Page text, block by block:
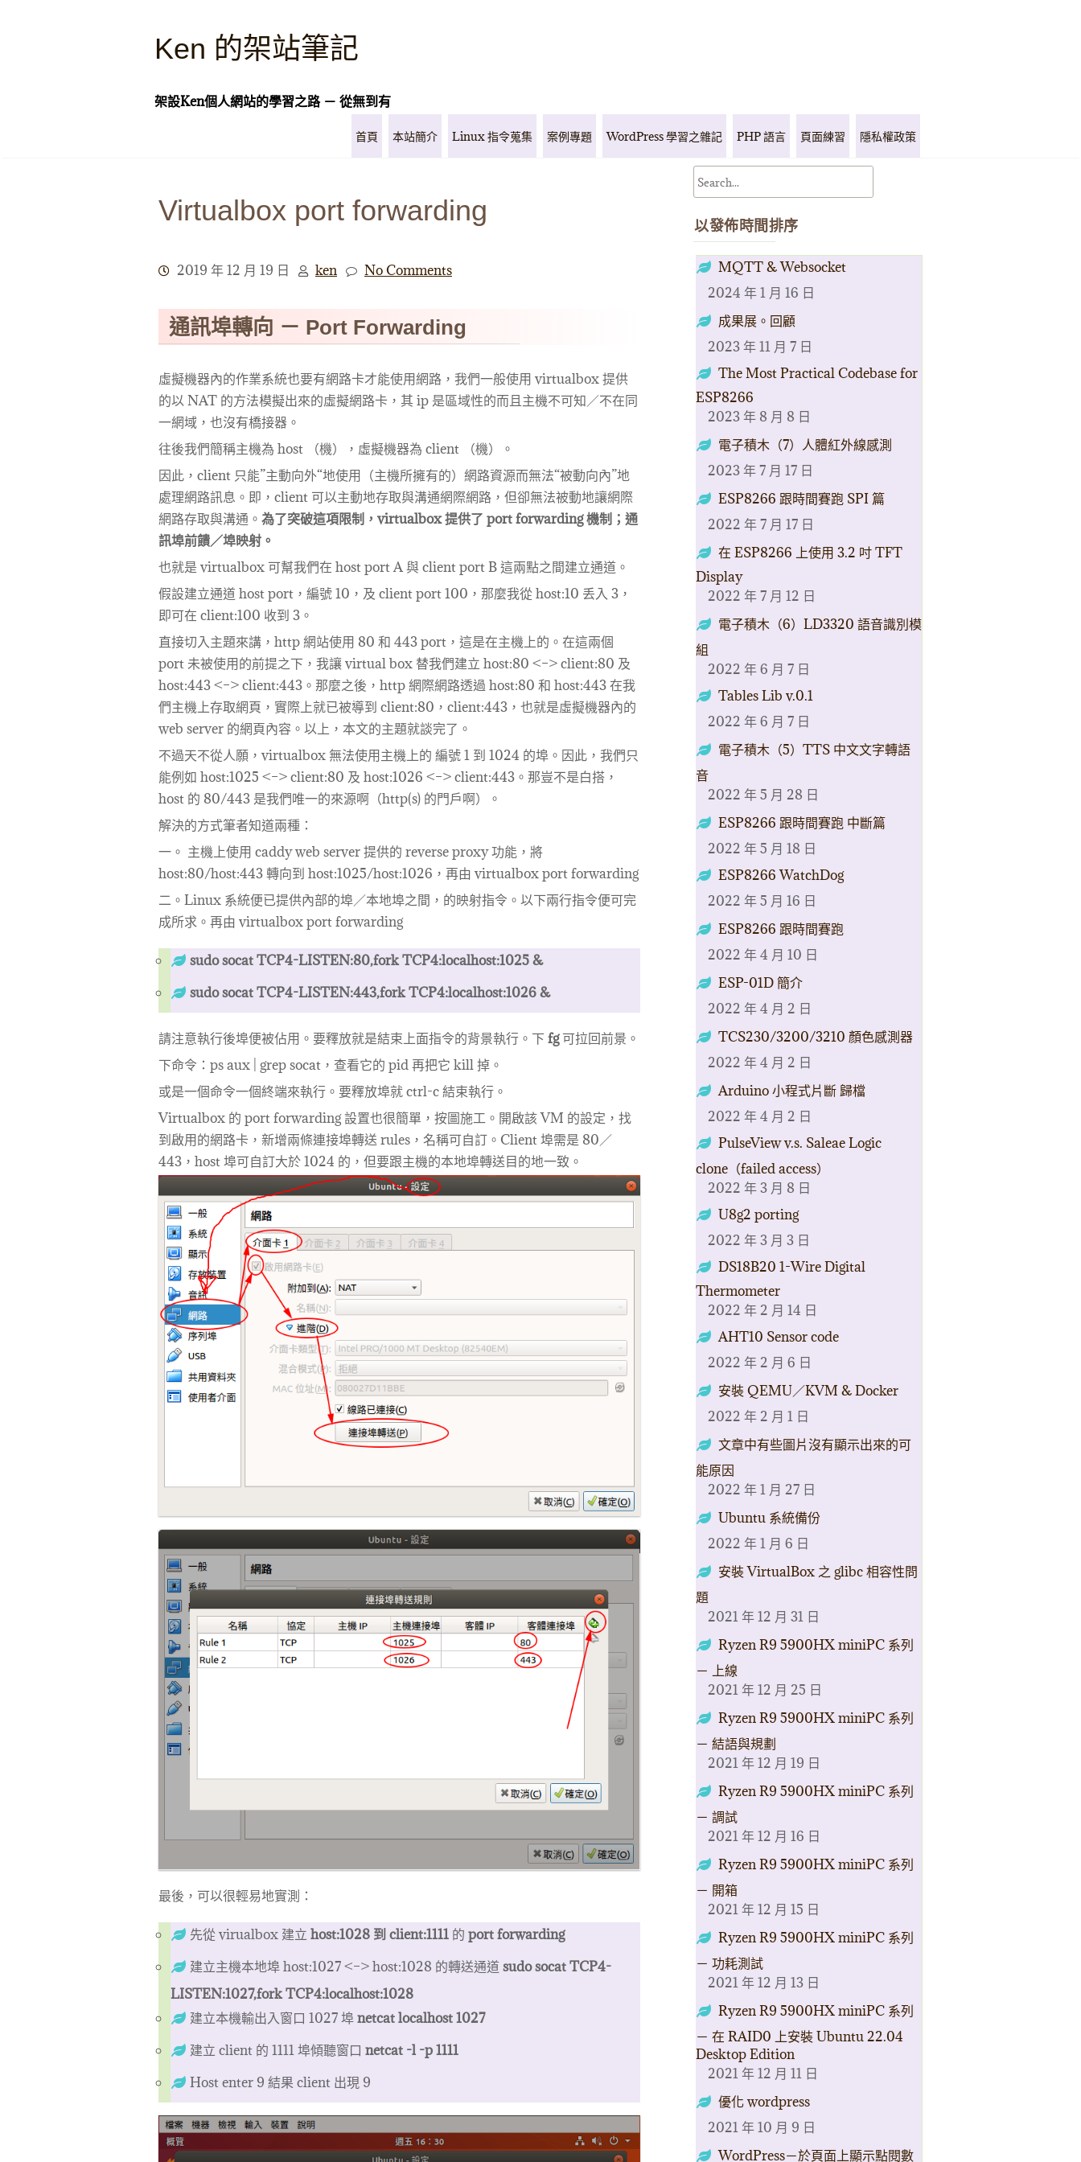
Ken 的架站筆記
架設Ken個人網站的學習之路 － 從無到有
首頁 本站簡介 Linux 指令蒐集 案例專題 WordPress 學習之雜記 PHP 語言 頁面練習 隱私權政策
Virtualbox port forwarding
2019 年 12 月 19 日 ken No Comments
通訊埠轉向 － Port Forwarding
虛擬機器內的作業系統也要有網路卡才能使用網路，我們一般使用 virtualbox 提供
的以 NAT 的方法模擬出來的虛擬網路卡，其 ip 是區域性的而且主機不可知／不在同
一網域，也沒有橋接器。
往後我們簡稱主機為 host （機），虛擬機器為 client （機）。
因此，client 只能”主動向外“地使用（主機所擁有的）網路資源而無法“被動向內”地
處理網路訊息。即，client 可以主動地存取與溝通網際網路，但卻無法被動地讓網際
網路存取與溝通。 為了突破這項限制，virtualbox 提供了 port forwarding 機制；通
訊埠前饋／埠映射。
也就是 virtualbox 可幫我們在 host port A 與 client port B 這兩點之間建立通道。
假設建立通道 host port，編號 10，及 client port 100，那麼我從 host:10 丢入 3，
即可在 client:100 收到 3。
直接切入主題來講，http 網站使用 80 和 443 port，這是在主機上的。在這兩個
port 未被使用的前提之下，我讓 virtual box 替我們建立 host:80 <–> client:80 及
host:443 <–> client:443。那麼之後，http 網際網路透過 host:80 和 host:443 在我
們主機上存取網頁，實際上就已被導到 client:80，client:443，也就是虛擬機器內的
web server 的網頁內容。以上，本文的主題就談完了。
不過天不從人願，virtualbox 無法使用主機上的 編號 1 到 1024 的埠。因此，我們只
能例如 host:1025 <–> client:80 及 host:1026 <–> client:443。那豈不是白搭，
host 的 80/443 是我們唯一的來源啊（http(s) 的門戶啊）。
解決的方式筆者知道兩種：
一。 主機上使用 caddy web server 提供的 reverse proxy 功能，將
host:80/host:443 轉向到 host:1025/host:1026，再由 virtualbox port forwarding
二。Linux 系統便已提供內部的埠／本地埠之間，的映射指令。以下兩行指令便可完
成所求。再由 virtualbox port forwarding
sudo socat TCP4-LISTEN:80,fork TCP4:localhost:1025 &
sudo socat TCP4-LISTEN:443,fork TCP4:localhost:1026 &
請注意執行後埠便被佔用。要釋放就是結束上面指令的背景執行。下 fg可拉回前景。
下命令：ps aux | grep socat，查看它的 pid 再把它 kill 掉。
或是一個命令一個終端來執行。要釋放埠就 ctrl-c 結束執行。
Virtualbox 的 port forwarding 設置也很簡單，按圖施工。開啟該 VM 的設定，找
到啟用的網路卡，新增兩條連接埠轉送 rules，名稱可自訂。Client 埠需是 80／
443，host 埠可自訂大於 1024 的，但要跟主機的本地埠轉送目的地一致。
最後，可以很輕易地實測：
先從 virualbox 建立 host:1028 到 client:1111 的 port forwarding
建立主機本地埠 host:1027 <–> host:1028 的轉送通道 sudo socat TCP4-
LISTEN:1027,fork TCP4:localhost:1028
建立本機輸出入窗口 1027 埠netcat localhost 1027
建立 client 的 1111 埠傾聽窗口 netcat -l -p 1111
Host enter 9 結果 client 出現 9
以發佈時間排序
MQTT & Websocket
2024 年 1 月 16 日
成果展。回顧
2023 年 11 月 7 日
The Most Practical Codebase for
ESP8266
2023 年 8 月 8 日
電子積木（7）人體紅外線感測
2023 年 7 月 17 日
ESP8266 跟時間賽跑 SPI 篇
2022 年 7 月 17 日
在 ESP8266 上使用 3.2 吋 TFT
Display
2022 年 7 月 12 日
電子積木（6）LD3320 語音識別模
組
2022 年 6 月 7 日
Tables Lib v.0.1
2022 年 6 月 7 日
電子積木（5）TTS 中文文字轉語
音
2022 年 5 月 28 日
ESP8266 跟時間賽跑 中斷篇
2022 年 5 月 18 日
ESP8266 WatchDog
2022 年 5 月 16 日
ESP8266 跟時間賽跑
2022 年 4 月 10 日
ESP-01D 簡介
2022 年 4 月 2 日
TCS230/3200/3210 顏色感測器
2022 年 4 月 2 日
Arduino 小程式片斷 歸檔
2022 年 4 月 2 日
PulseView v.s. Saleae Logic
clone（failed access）
2022 年 3 月 8 日
U8g2 porting
2022 年 3 月 3 日
DS18B20 1-Wire Digital
Thermometer
2022 年 2 月 14 日
AHT10 Sensor code
2022 年 2 月 6 日
安裝 QEMU／KVM & Docker
2022 年 2 月 1 日
文章中有些圖片沒有顯示出來的可
能原因
2022 年 1 月 27 日
Ubuntu 系統備份
2022 年 1 月 6 日
安裝 VirtualBox 之 glibc 相容性問
題
2021 年 12 月 31 日
Ryzen R9 5900HX miniPC 系列
－ 上線
2021 年 12 月 25 日
Ryzen R9 5900HX miniPC 系列
－ 結語與規劃
2021 年 12 月 19 日
Ryzen R9 5900HX miniPC 系列
－ 調試
2021 年 12 月 16 日
Ryzen R9 5900HX miniPC 系列
－ 開箱
2021 年 12 月 15 日
Ryzen R9 5900HX miniPC 系列
－ 功耗測試
2021 年 12 月 13 日
Ryzen R9 5900HX miniPC 系列
－ 在 RAID0 上安裝 Ubuntu 22.04
Desktop Edition
2021 年 12 月 11 日
優化 wordpress
2021 年 10 月 9 日
WordPress－於頁面上顯示點閱數